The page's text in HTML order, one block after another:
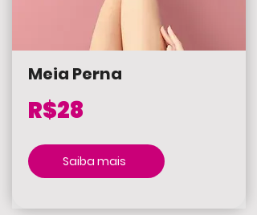
Meia Perna
R$28
Saiba mais